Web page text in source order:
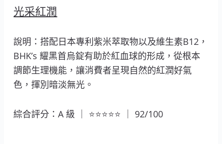
光采紅潤
說明：搭配日本專利紫米萃取物以及維生素B12，
BHK’s 耀黑首烏錠有助於紅血球的形成，從根本
調節生理機能，讓消費者呈現自然的紅潤好氣
色，揮別暗淡無光。
綜合評分：A 級 ｜ ⭐⭐⭐⭐⭐ ｜ 92/100